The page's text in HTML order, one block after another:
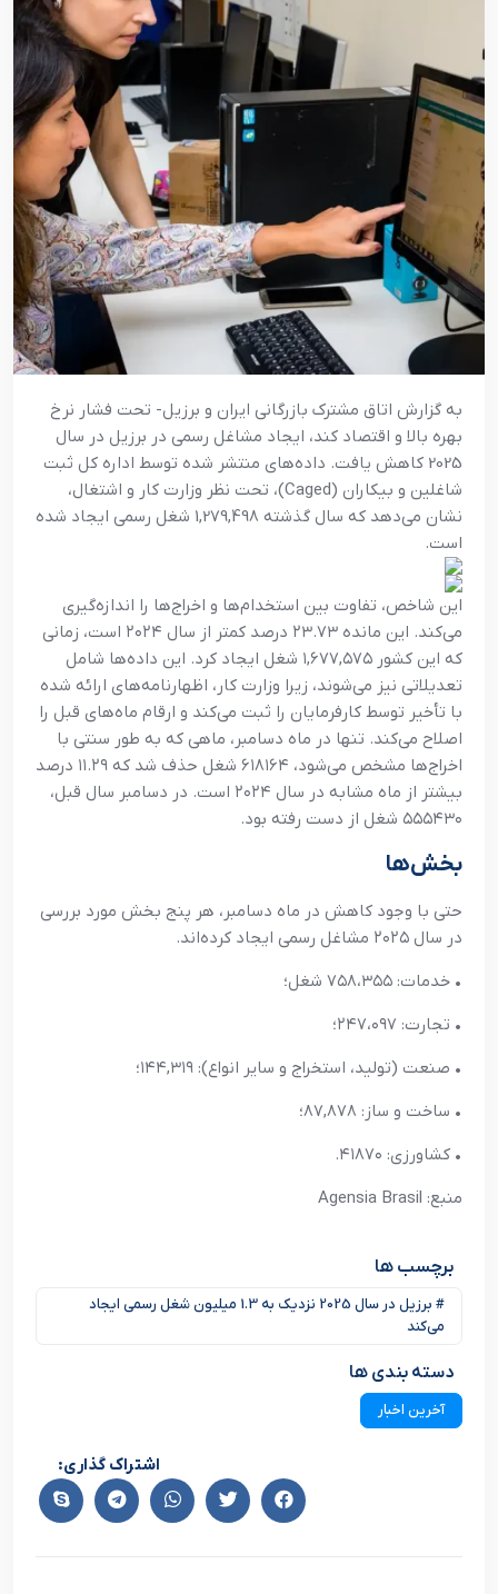
به گزارش اتاق مشترک بازرگانی ایران و برزیل- تحت فشار نرخ
بهره بالا و اقتصاد کند، ایجاد مشاغل رسمی در برزیل در سال
2025 کاهش یافت. داده‌های منتشر شده توسط اداره کل ثبت
شاغلین و بیکاران (Caged)، تحت نظر وزارت کار و اشتغال،
نشان می‌دهد که سال گذشته 1,279,498 شغل رسمی ایجاد شده
است.
این شاخص، تفاوت بین استخدام‌ها و اخراج‌ها را اندازه‌گیری
می‌کند. این مانده ۲۳.۷۳ درصد کمتر از سال ۲۰۲۴ است، زمانی
که این کشور ۱,۶۷۷,۵۷۵ شغل ایجاد کرد. این داده‌ها شامل
تعدیلاتی نیز می‌شوند، زیرا وزارت کار، اظهارنامه‌های ارائه شده
با تأخیر توسط کارفرمایان را ثبت می‌کند و ارقام ماه‌های قبل را
اصلاح می‌کند. تنها در ماه دسامبر، ماهی که به طور سنتی با
اخراج‌ها مشخص می‌شود، ۶۱۸۱۶۴ شغل حذف شد که ۱۱.۲۹ درصد
بیشتر از ماه مشابه در سال ۲۰۲۴ است. در دسامبر سال قبل،
۵۵۵۴۳۰ شغل از دست رفته بود.
بخش‌ها
حتی با وجود کاهش در ماه دسامبر، هر پنج بخش مورد بررسی
در سال ۲۰۲۵ مشاغل رسمی ایجاد کرده‌اند.
• خدمات: ۷۵۸،۳۵۵ شغل؛
• تجارت: ۲۴۷،۰۹۷؛
• صنعت (تولید، استخراج و سایر انواع): ۱۴۴,۳۱۹؛
• ساخت و ساز: ۸۷,۸۷۸؛
• کشاورزی: ​​۴۱۸۷۰.
منبع: Agensia Brasil
برچسب ها
# برزیل در سال 2025 نزدیک به 1.3 میلیون شغل رسمی ایجاد
می‌کند
دسته بندی ها
آخرین اخبار
اشتراک گذاری: